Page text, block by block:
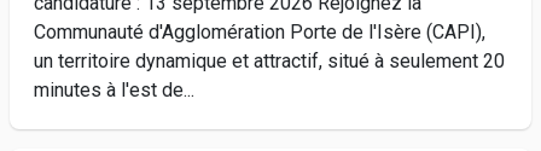
Communauté d'Agglomération Porte de l'Isère (CAPI),
un territoire dynamique et attractif, situé à seulement 20
minutes à l'est de...